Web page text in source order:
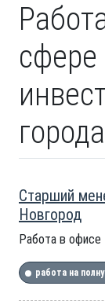
сфере
Старший
Новгород
Работа в офисе
работа на